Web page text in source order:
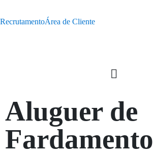
RecrutamentoÁrea de Cliente
Aluguer de
Fardamento